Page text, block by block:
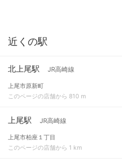
近くの駅
北上尾駅 JR高崎線
上尾市原新町
このページの店舗から 810 m
上尾駅 JR高崎線
上尾市柏座１丁目
このページの店舗から 1 km